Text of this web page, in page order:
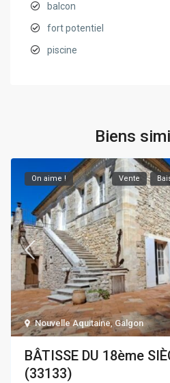
balcon
fort potentiel
piscine
Biens
Nouvelle Aquitaine, Galgon
On aime ! Vente
BÂTISSE DU 18ème
(33133)